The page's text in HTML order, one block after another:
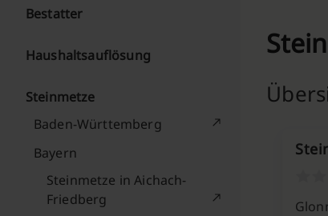
Bestatter
Haushaltsauflösung
Steinmetze
Baden-Württemberg
Bayern
Steinmetze in Aichach-
Friedberg